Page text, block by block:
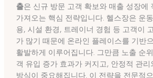
출은 신규 방문 고객 확보와 매출 성장에
가져오는 핵심 전략입니다. 헬스장은 운
용, 시설 환경, 트레이너 경험 등 고객이
가 많기 때문에 온라인 플레이스를 기반
활발하게 이루어집니다. 그만큼 노출 순
객 유입 증가 효과가 커지고, 안정적 관리
방식이 중요해집니다. 이 전략을 전문적